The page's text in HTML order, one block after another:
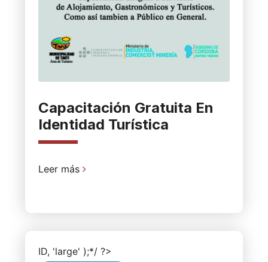
Capacitación Gratuita En
Identidad Turística
Leer más
ID, 'large' );*/ ?>